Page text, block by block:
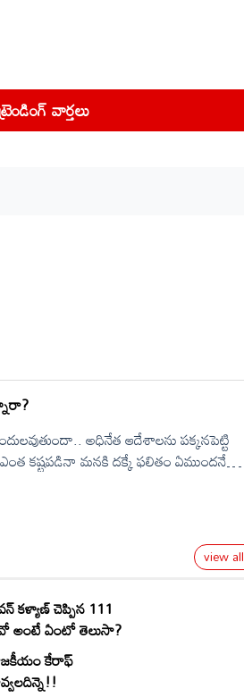
ట్రెండింగ్ వార్తలు
అధినేత ఆదేశాలను పక్కనపెట్టి
కష్టపడినా మనకి దక్కే ఫలితం ఏముందనే
view all
కళ్యాణ్ చెప్పిన 111
అంటే ఏంటో తెలుసా?
కేరాఫ్